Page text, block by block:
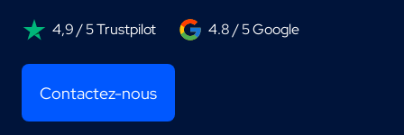
4,9 / 5 Trustpilot 4.8 / 5 Google
Contactez-nous